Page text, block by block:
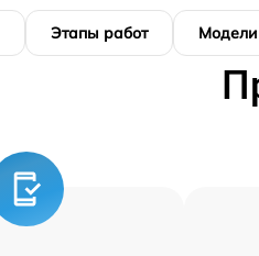
Этапы работ Модели